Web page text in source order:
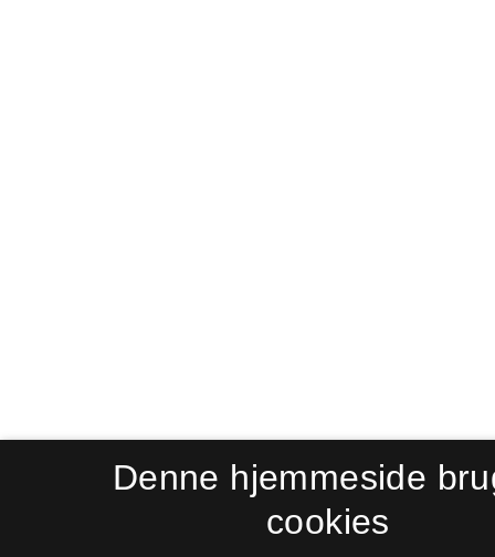
Denne hjemmeside
cookies